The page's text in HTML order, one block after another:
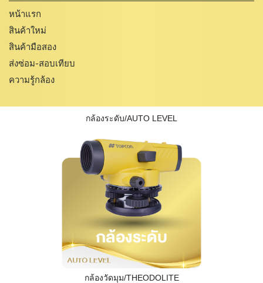
หน้าแรก
สินค้าใหม่
สินค้ามือสอง
ส่งซ่อม-สอบเทียบ
ความรู้กล้อง
กล้องระดับ/AUTO LEVEL
กล้องวัดมุม/THEODOLITE